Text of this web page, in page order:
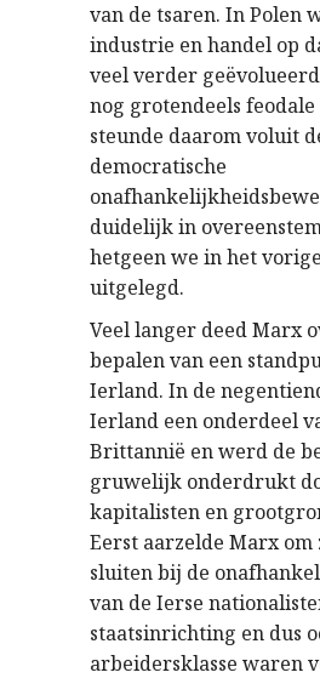
van de tsaren. In Polen
industrie en handel op
veel verder
nog grotendeels
steunde daarom voluit
democratische
duidelijk in
hetgeen we in het
uitgelegd.
Veel langer deed Marx
bepalen van een
Ierland. In de
Ierland een onderdeel
Brittannië en werd de
gruwelijk onderdrukt
kapitalisten en
Eerst aarzelde Marx om
sluiten bij de
van de Ierse
staatsinrichting en dus
arbeidersklasse waren